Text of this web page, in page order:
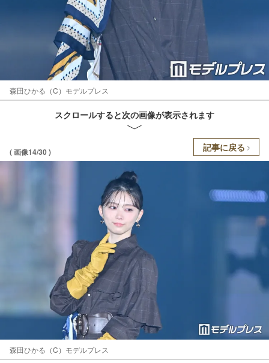
森田ひかる（C）モデルプレス
スクロールすると次の画像が表示されます
( 画像14/30 ) 記事に戻る
森田ひかる（C）モデルプレス